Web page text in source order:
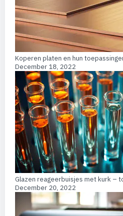
Koperen platen en hun
December 18, 2022
Glazen reageerbuisjes met kurk –
December 20, 2022